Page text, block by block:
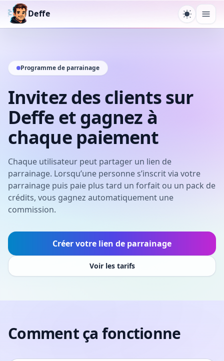
Deffe
Changer
Programme de parrainage
Invitez des clients sur
Deffe et gagnez à
chaque paiement
Chaque utilisateur peut partager un lien de
parrainage. Lorsqu’une personne s’inscrit via votre
parrainage puis paie plus tard un forfait ou un pack de
crédits, vous gagnez automatiquement une
commission.
Créer votre lien de parrainage
Voir les tarifs
Comment ça fonctionne